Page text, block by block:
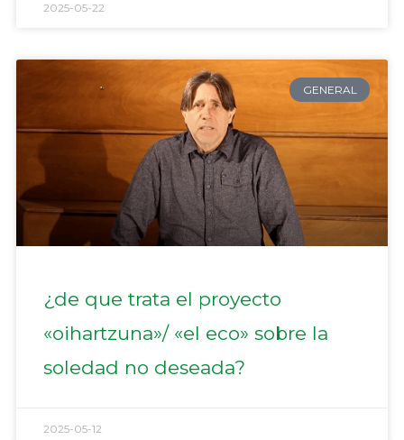
2025-05-22
GENERAL
¿de que trata el proyecto
«oihartzuna»/ «el eco» sobre la
soledad no deseada?
2025-05-12